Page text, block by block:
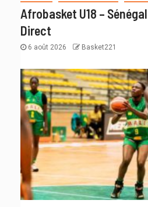
Afrobasket U18 –
Direct
6 août 2026 Basket221